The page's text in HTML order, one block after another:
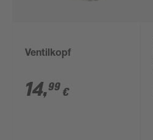
Ventilkopf
14,99 €